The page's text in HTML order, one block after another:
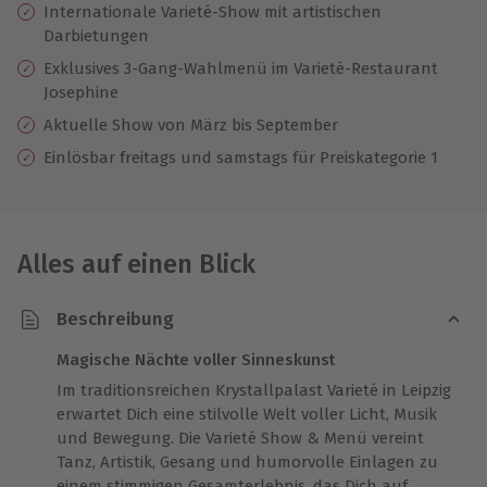
Internationale Varieté-Show mit artistischen
Darbietungen
Exklusives 3-Gang-Wahlmenü im Varieté-Restaurant
Josephine
Aktuelle Show von März bis September
Einlösbar freitags und samstags für Preiskategorie 1
Alles auf einen Blick
Beschreibung
Magische Nächte voller Sinneskunst
Im traditionsreichen Krystallpalast Varieté in Leipzig
erwartet Dich eine stilvolle Welt voller Licht, Musik
und Bewegung. Die Varieté Show & Menü vereint
Tanz, Artistik, Gesang und humorvolle Einlagen zu